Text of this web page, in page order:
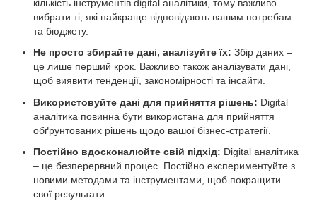
кількість інструментів digital аналітики, тому важливо
вибрати ті, які найкраще відповідають вашим потребам
та бюджету.
Не просто збирайте дані, аналізуйте їх: Збір даних –
це лише перший крок. Важливо також аналізувати дані,
щоб виявити тенденції, закономірності та інсайти.
Використовуйте дані для прийняття рішень: Digital
аналітика повинна бути використана для прийняття
обґрунтованих рішень щодо вашої бізнес-стратегії.
Постійно вдосконалюйте свій підхід: Digital аналітика
– це безперервний процес. Постійно експериментуйте з
новими методами та інструментами, щоб покращити
свої результати.